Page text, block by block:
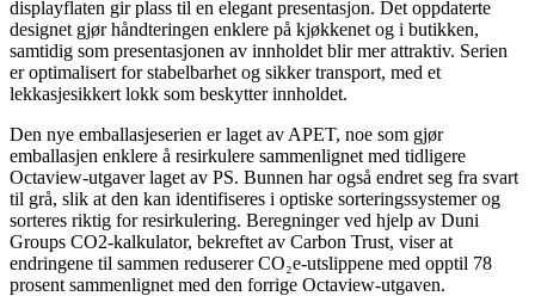
displayflaten gir plass til en elegant presentasjon. Det oppdaterte
designet gjør håndteringen enklere på kjøkkenet og i butikken,
samtidig som presentasjonen av innholdet blir mer attraktiv. Serien
er optimalisert for stabelbarhet og sikker transport, med et
lekkasjesikkert lokk som beskytter innholdet.
Den nye emballasjeserien er laget av APET, noe som gjør
emballasjen enklere å resirkulere sammenlignet med tidligere
Octaview-utgaver laget av PS. Bunnen har også endret seg fra svart
til grå, slik at den kan identifiseres i optiske sorteringssystemer og
sorteres riktig for resirkulering. Beregninger ved hjelp av Duni
Groups CO2-kalkulator, bekreftet av Carbon Trust, viser at
endringene til sammen reduserer CO₂e-utslippene med opptil 78
prosent sammenlignet med den forrige Octaview-utgaven.